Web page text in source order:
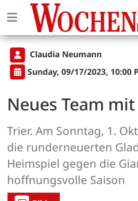
Claudia Neumann
Sunday, 09/17/2023, 10:00
Neues Team
Trier. Am Sonntag, 1.
die runderneuerten
Heimspiel gegen die
hoffnungsvolle Saison